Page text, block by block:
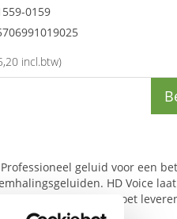
0159
,20 incl.btw)
geluid voor een
HD Voice laat
klantervaring moet